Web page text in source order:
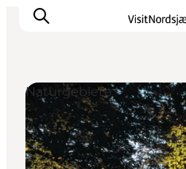
Highlights
Erlebnisse
Naturgebiete